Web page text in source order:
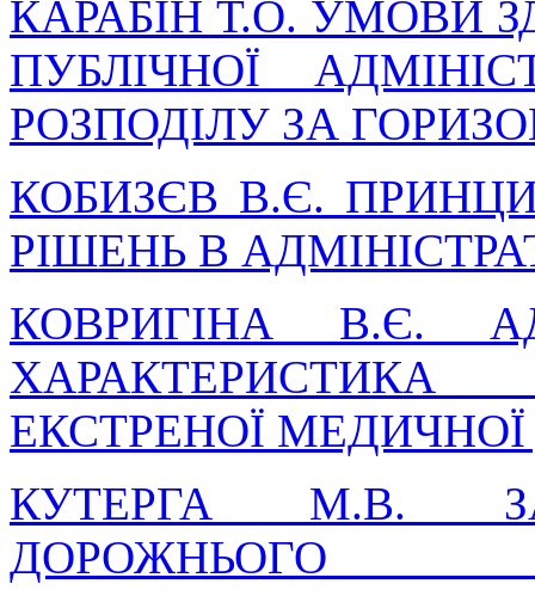
КАРАБІН Т.О. УМОВИ
ПУБЛІЧНОЇ
РОЗПОДІЛУ ЗА
КОБИЗЄВ В.Є.
РІШЕНЬ В
КОВРИГІНА В.Є.
ЕКСТРЕНОЇ
КУТЕРГА М.В.
ДОРОЖНЬОГО